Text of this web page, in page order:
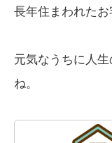
長年住まわれたお
元気なうちに人
ね。